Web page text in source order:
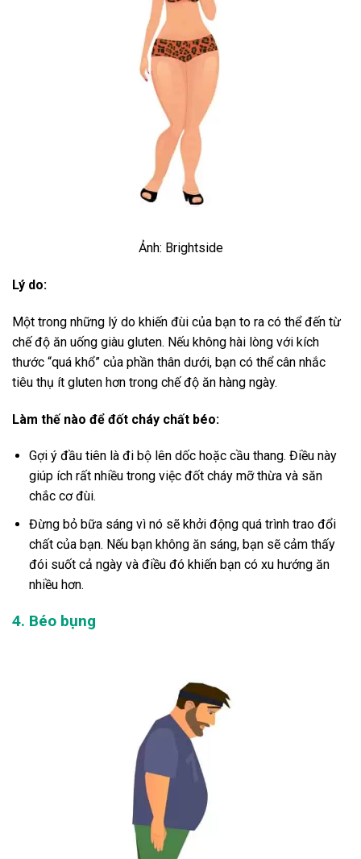
Ảnh: Brightside
Lý do:
Một trong những lý do khiến đùi của bạn to ra có thể đến từ
chế độ ăn uống giàu gluten. Nếu không hài lòng với kích
thước “quá khổ” của phần thân dưới, bạn có thể cân nhắc
tiêu thụ ít gluten hơn trong chế độ ăn hàng ngày.
Làm thế nào để đốt cháy chất béo:
Gợi ý đầu tiên là đi bộ lên dốc hoặc cầu thang. Điều này
giúp ích rất nhiều trong việc đốt cháy mỡ thừa và săn
chắc cơ đùi.
Đừng bỏ bữa sáng vì nó sẽ khởi động quá trình trao đổi
chất của bạn. Nếu bạn không ăn sáng, bạn sẽ cảm thấy
đói suốt cả ngày và điều đó khiến bạn có xu hướng ăn
nhiều hơn.
4. Béo bụng